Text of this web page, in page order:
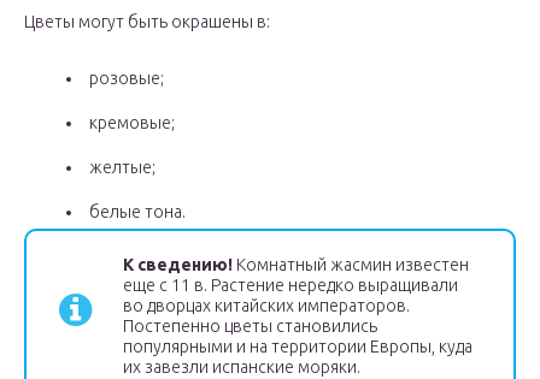
Цветы могут быть окрашены в:
розовые;
кремовые;
желтые;
белые тона.
К сведению! Комнатный жасмин известен
еще с 11 в. Растение нередко выращивали
во дворцах китайских императоров.
Постепенно цветы становились
популярными и на территории Европы, куда
их завезли испанские моряки.